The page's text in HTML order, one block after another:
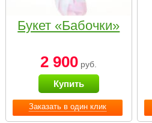
Заказать в один клик
Букет «Бабочки»
2 900 руб.
Купить